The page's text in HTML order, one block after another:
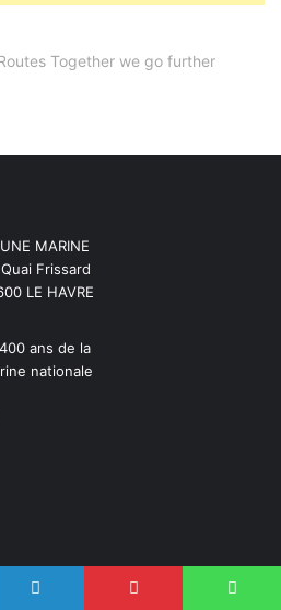
Together we go further
MARINE
Frissard
LE HAVRE